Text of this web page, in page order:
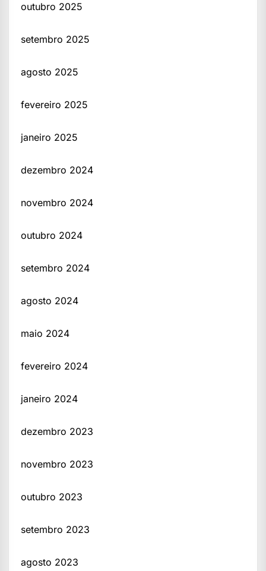
outubro 2025
setembro 2025
agosto 2025
fevereiro 2025
janeiro 2025
dezembro 2024
novembro 2024
outubro 2024
setembro 2024
agosto 2024
maio 2024
fevereiro 2024
janeiro 2024
dezembro 2023
novembro 2023
outubro 2023
setembro 2023
agosto 2023